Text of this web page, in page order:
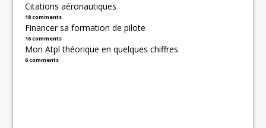
Citations aéronautiques
18 comments
Financer sa formation de pilote
16 comments
Mon Atpl théorique en quelques chiffres
6 comments